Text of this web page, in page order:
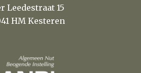
Leedestraat 15
HM Kesteren